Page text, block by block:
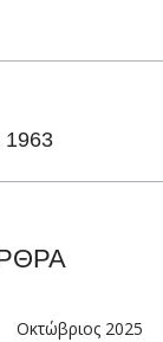
1963
Οκτώβριος 2025